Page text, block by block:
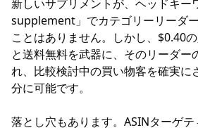
新しいサプリメントが、ヘッドキ
supplement」でカテゴリーリーダ
ことはありません。しかし、$0.40
と送料無料を武器に、そのリーダー
れ、比較検討中の買い物客を確実に
分に可能です。
落とし穴もあります。ASINターゲ